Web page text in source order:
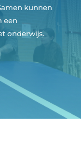
kunnen
een
onderwijs.